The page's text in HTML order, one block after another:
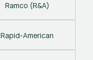
Ramco (R&A)
Rapid-American